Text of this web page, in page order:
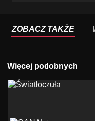
ZOBACZ TAKŻE
Więcej podobnych